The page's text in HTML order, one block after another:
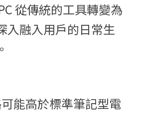
從傳統的工具轉變為
入融入用戶的日常生
能高於標準筆記型電